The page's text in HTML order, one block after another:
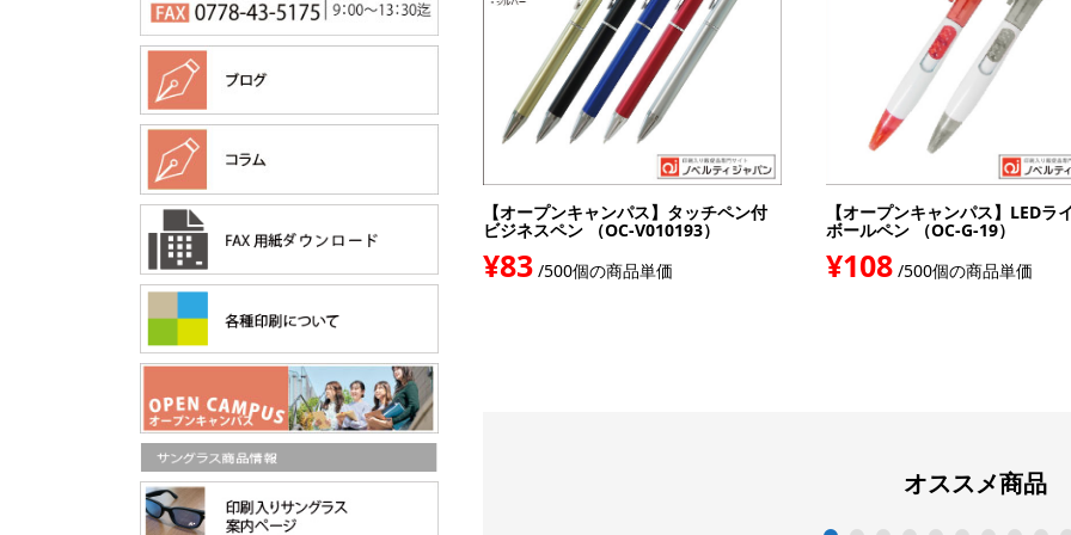
【オープンキャンパス】タッチペン付
ビジネスペン （OC-V010193）
¥83 /500個の商品単価
【オープンキャンパス】LEDラ
ボールペン （OC-G-19）
¥108/500個の商品単価
オススメ商品